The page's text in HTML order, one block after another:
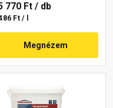
770 Ft / db
Ft / l
Megnézem